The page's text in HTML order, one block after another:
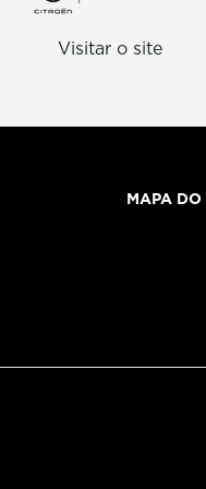
Visitar o site
MAPA DO